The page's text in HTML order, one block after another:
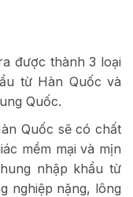
được thành 3 loại
từ Hàn Quốc và
Quốc.
Quốc sẽ có chất
mềm mại và mịn
nhập khẩu từ
nghiệp nặng, lông